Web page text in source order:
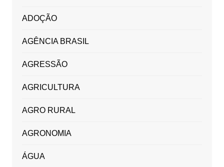
ADOÇÃO
AGÊNCIA BRASIL
AGRESSÃO
AGRICULTURA
AGRO RURAL
AGRONOMIA
ÁGUA